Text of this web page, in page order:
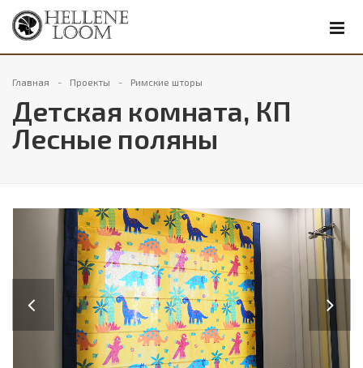
Главная Проекты Римские шторы
Детская комната, КП
Лесные поляны
Next